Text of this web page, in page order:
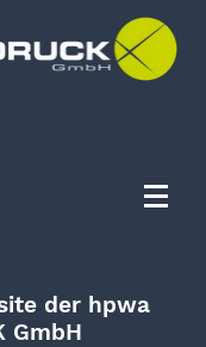
der hpwa
GmbH